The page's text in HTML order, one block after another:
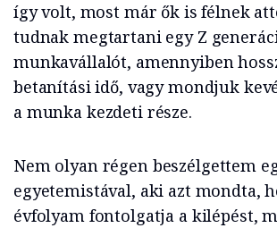
így volt, most már ők is félnek
tudnak megtartani egy Z
munkavállalót, amennyiben
betanítási idő, vagy mondjuk
a munka kezdeti része.
Nem olyan régen beszélgettem
egyetemistával, aki azt mondta,
évfolyam fontolgatja a kilépést,